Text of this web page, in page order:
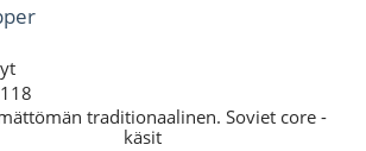
traditionaalinen. Soviet core -
käsit